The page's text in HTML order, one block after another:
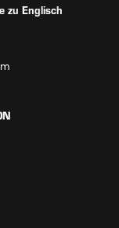
zu Englisch